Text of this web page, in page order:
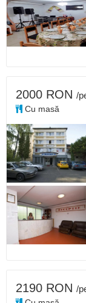
2000 RON /
Cu masă
2190 RON /